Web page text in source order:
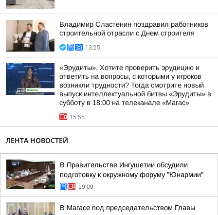
Владимир Сластенин поздравил работников
строительной отрасли с Днем строителя
13:25
«Эрудиты». Хотите проверить эрудицию и
ответить на вопросы, с которыми у игроков
возникли трудности? Тогда смотрите новый
выпуск интеллектуальной битвы «Эрудиты» в
субботу в 18:00 на телеканале «Магас»
15:55
ЛЕНТА НОВОСТЕЙ
В Правительстве Ингушетии обсудили
подготовку к окружному форуму "Юнармии"
19:09
В Магасе под председательством Главы